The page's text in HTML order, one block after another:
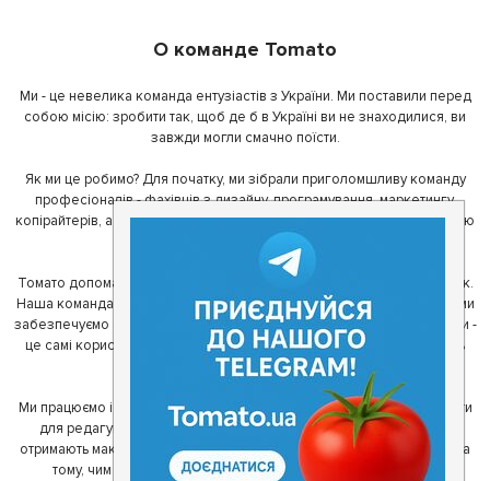
О команде Tomato
Ми - це невелика команда ентузіастів з України. Ми поставили перед
собою місію: зробити так, щоб де б в Україні ви не знаходилися, ви
завжди могли смачно поїсти.
Як ми це робимо? Для початку, ми зібрали приголомшливу команду
професіоналів - фахівців з дизайну, програмування, маркетингу,
копірайтерів, а за сумісництвом - любителів гарної їжі. З їх допомогою
ми створили Томато.
Томато допомагає своїм користувачам знайти цікаві місця неподалік.
Наша команда регулярно зв'язується з ресторанами - таким чином ми
забезпечуємо актуальність інформації. Друга частина нашої команди -
це самі користувачі, які діляться своїми враженнями і допомагають
один одному у виборі кращих місць.
Ми працюємо і з ресторанами. Для них ми надаємо зручні інструменти
для редагування інформації про себе - в результаті відвідувачі
отримають максимум інформації, а ресторан зможе зосередитися на
тому, чим він любить займатися більше всього - смачній їжі.